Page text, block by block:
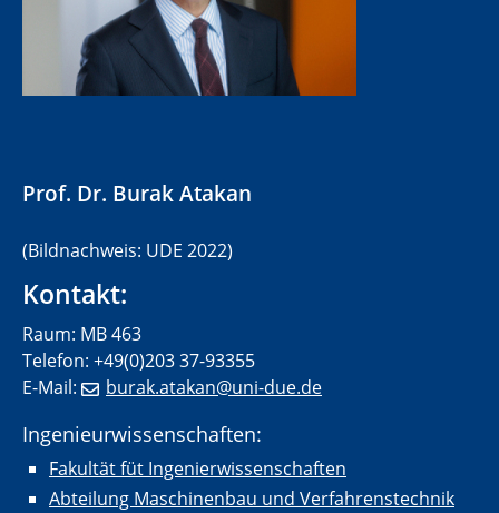
Prof. Dr. Burak Atakan
(Bildnachweis: UDE 2022)
Kontakt:
Raum: MB 463
Telefon: +49(0)203 37-93355
E-Mail:
burak.atakan@uni-due.de
Ingenieurwissenschaften:
Fakultät füt Ingenierwissenschaften
Abteilung Maschinenbau und Verfahrenstechnik